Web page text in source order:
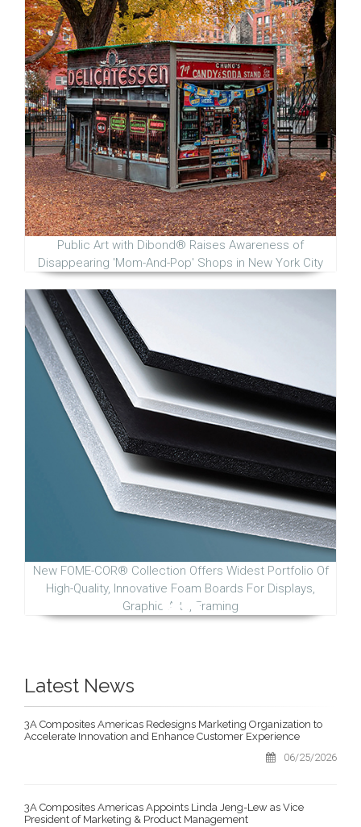
Public Art with Dibond® Raises Awareness of
Disappearing 'Mom-And-Pop' Shops in New York City
New FOME-COR® Collection Offers Widest Portfolio Of
High-Quality, Innovative Foam Boards For Displays,
Graphic Arts, Framing
Latest News
3A Composites Americas Redesigns Marketing Organization to
Accelerate Innovation and Enhance Customer Experience
06/25/2026
3A Composites Americas Appoints Linda Jeng-Lew as Vice
President of Marketing & Product Management